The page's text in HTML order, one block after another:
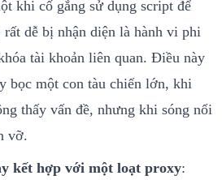
khi cố gắng sử dụng script để
rất dễ bị nhận diện là hành vi phi
tài khoản liên quan. Điều này
bọc một con tàu chiến lớn, khi
thấy vấn đề, nhưng khi sóng nổi
vỡ.
kết hợp với một loạt proxy: